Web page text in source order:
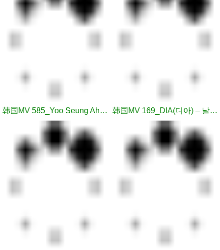
韩国MV 585_Yoo Seung Ah(유승아) – You Are Beautiful 韩国MV 169_DIA(디아) – 날 위한 이별 (Farewell for myself)